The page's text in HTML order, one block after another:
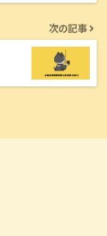
次の記事